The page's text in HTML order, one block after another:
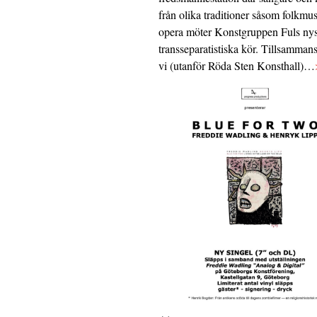
från olika traditioner såsom
opera möter Konstgruppen Fuls
transseparatistiska kör.
vi (utanför Röda Sten Konsthall)…